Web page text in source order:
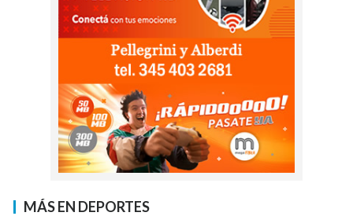
MÁS EN DEPORTES